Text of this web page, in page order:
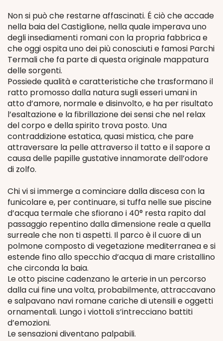
Non si può che restarne affascinati. É ciò che accade
nella baia del Castiglione, nella quale imperava uno
degli insediamenti romani con la propria fabbrica e
che oggi ospita uno dei più conosciuti e famosi Parchi
Termali che fa parte di questa originale mappatura
delle sorgenti.
Possiede qualità e caratteristiche che trasformano il
ratto promosso dalla natura sugli esseri umani in
atto d’amore, normale e disinvolto, e ha per risultato
l’esaltazione e la fibrillazione dei sensi che nel relax
del corpo e della spirito trova posto. Una
contraddizione estatica, quasi mistica, che pare
attraversare la pelle attraverso il tatto e il sapore a
causa delle papille gustative innamorate dell’odore
di zolfo.
Chi vi si immerge a cominciare dalla discesa con la
funicolare e, per continuare, si tuffa nelle sue piscine
d’acqua termale che sfiorano i 40° resta rapito dal
passaggio repentino dalla dimensione reale a quella
surreale che non ti aspetti. Il parco è il cuore di un
polmone composto di vegetazione mediterranea e si
estende fino allo specchio d’acqua di mare cristallino
che circonda la baia.
Le otto piscine cadenzano le arterie in un percorso
dalla cui fine una volta, probabilmente, attraccavano
e salpavano navi romane cariche di utensili e oggetti
ornamentali. Lungo i viottoli s’intrecciano battiti
d’emozioni.
Le sensazioni diventano palpabili.